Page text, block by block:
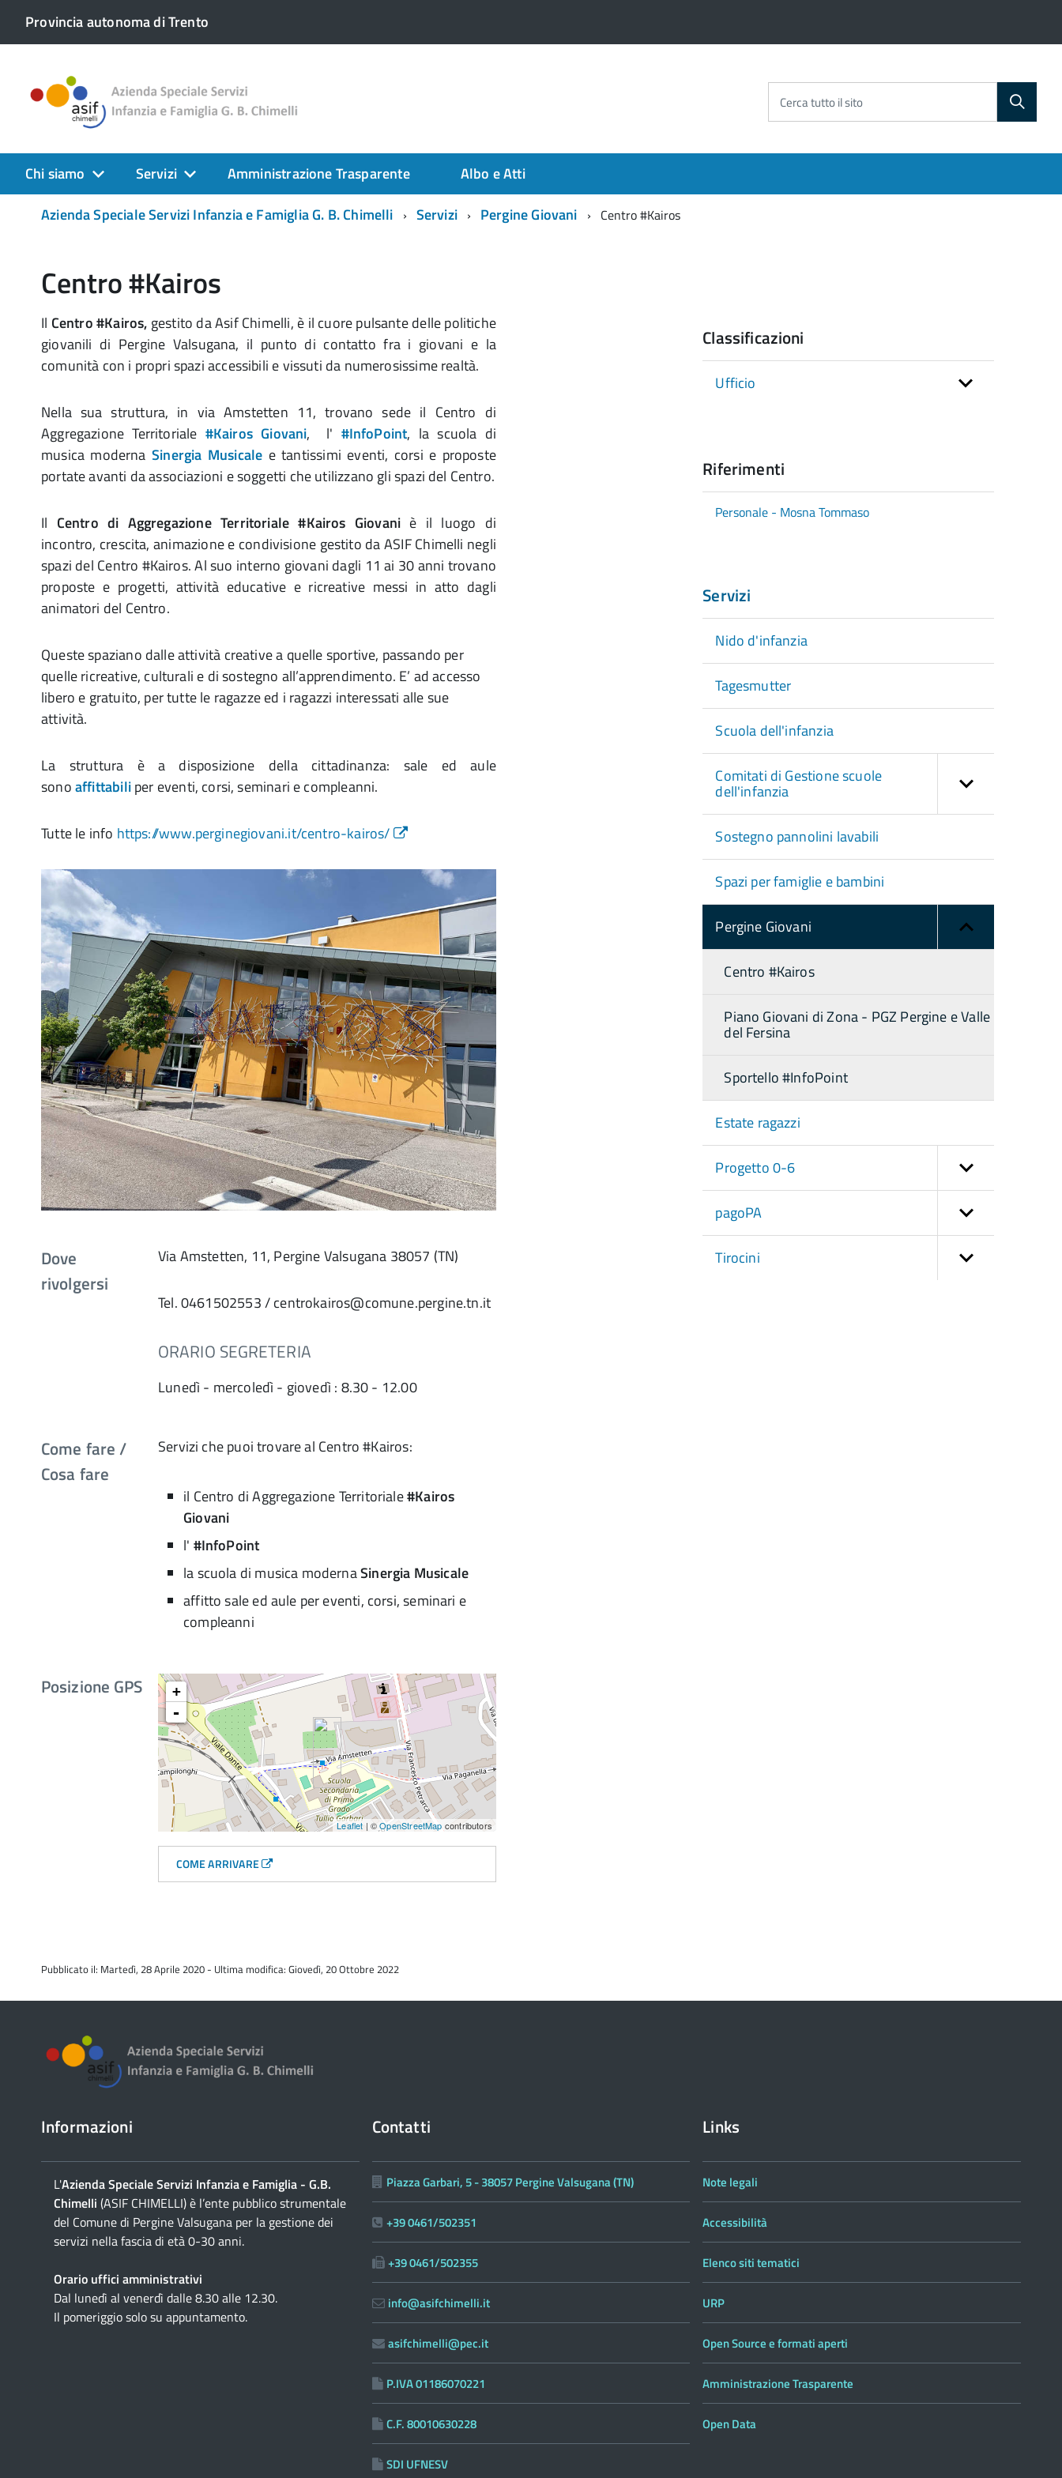
Provincia autonoma di Trento
Cerca tutto il sito
Chi siamo Servizi Amministrazione Trasparente
Albo e Atti
Azienda Speciale Servizi Infanzia e Famiglia G. B. Chimelli
Servizi Pergine Giovani Centro #Kairos
Centro #Kairos
Il Centro #Kairos, gestito da Asif Chimelli, è il cuore pulsante delle politiche
giovanili di Pergine Valsugana, il punto di contatto fra i giovani e la
comunità con i propri spazi accessibili e vissuti da numerosissime realtà.
Nella sua struttura, in via Amstetten 11, trovano sede il Centro di
Aggregazione Territoriale #Kairos Giovani, l' #InfoPoint, la scuola di
musica modernaSinergia Musicale e tantissimi eventi, corsi e proposte
portate avanti da associazioni e soggetti che utilizzano gli spazi del Centro.
Il Centro di Aggregazione Territoriale #Kairos Giovani è il luogo di
incontro, crescita, animazione e condivisione gestito da ASIF Chimelli negli
spazi del Centro #Kairos. Al suo interno giovani dagli 11 ai 30 anni trovano
proposte e progetti, attività educative e ricreative messi in atto dagli
animatori del Centro.
Queste spaziano dalle attività creative a quelle sportive, passando per
quelle ricreative, culturali e di sostegno all’apprendimento. E’ ad accesso
libero e gratuito, per tutte le ragazze ed i ragazzi interessati alle sue
attività.
La struttura è a disposizione della cittadinanza: sale ed aule
sonoaffittabiliper eventi, corsi, seminari e compleanni.
Tutte le info https://www.perginegiovani.it/centro-kairos/
Dove
rivolgersi
Via Amstetten, 11, Pergine Valsugana 38057 (TN)
Tel. 0461502553 / centrokairos@comune.pergine.tn.it
ORARIO SEGRETERIA
Lunedì - mercoledì - giovedì : 8.30 - 12.00
Come fare /
Cosa fare
Servizi che puoi trovare al Centro #Kairos:
il Centro di Aggregazione Territoriale#Kairos
Giovani
l' #InfoPoint
la scuola di musica modernaSinergia Musicale
affitto sale ed aule per eventi, corsi, seminari e
compleanni
Posizione GPS +
-
Leaflet | ©OpenStreetMapcontributors
COME ARRIVARE
Classificazioni
Ufficio
Riferimenti
Personale - Mosna Tommaso
Servizi
Nido d'infanzia
Tagesmutter
Scuola dell'infanzia
Comitati di Gestione scuole
dell'infanzia
Sostegno pannolini lavabili
Spazi per famiglie e bambini
Pergine Giovani
Centro #Kairos
Piano Giovani di Zona - PGZ Pergine e Valle
del Fersina
Sportello #InfoPoint
Estate ragazzi
Progetto 0-6
pagoPA
Tirocini
Pubblicato il: Martedì, 28 Aprile 2020 - Ultima modifica: Giovedì, 20 Ottobre 2022
Informazioni
L'Azienda Speciale Servizi Infanzia e Famiglia - G.B.
Chimelli (ASIF CHIMELLI) è l’ente pubblico strumentale
del Comune di Pergine Valsugana per la gestione dei
servizi nella fascia di età 0-30 anni.
Orario uffici amministrativi
Dal lunedì al venerdì dalle 8.30 alle 12.30.
Il pomeriggio solo su appuntamento.
Contatti
Piazza Garbari, 5 - 38057 Pergine Valsugana (TN)
+39 0461/502351
+39 0461/502355
info@asifchimelli.it
asifchimelli@pec.it
P.IVA 01186070221
C.F. 80010630228
SDI UFNESV
Links
Note legali
Accessibilità
Elenco siti tematici
URP
Open Source e formati aperti
Amministrazione Trasparente
Open Data